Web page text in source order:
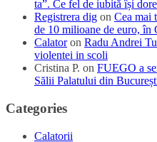
ta”. Ce fel de iubită își
Registrera dig on Cea mai
de 10 milioane de euro, în
Calatoron Radu Andrei
violentei in scoli
Cristina P. on FUEGO a
Sălii Palatului din
Categories
Calatorii